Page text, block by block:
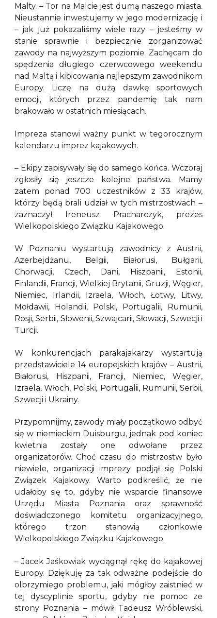
Malty. – Tor na Malcie jest dumą naszego miasta.
Nieustannie inwestujemy w jego modernizację i
– jak już pokazaliśmy wiele razy – jesteśmy w
stanie sprawnie i bezpiecznie zorganizować
zawody na najwyższym poziomie. Zachęcam do
spędzenia długiego czerwcowego weekendu
nad Maltą i kibicowania najlepszym zawodnikom
Europy. Liczę na dużą dawkę sportowych
emocji, których przez pandemię tak nam
brakowało w ostatnich miesiącach.
Impreza stanowi ważny punkt w tegorocznym
kalendarzu imprez kajakowych.
– Ekipy zapisywały się do samego końca. Wczoraj
zgłosiły się jeszcze kolejne państwa. Mamy
zatem ponad 700 uczestników z 33 krajów,
którzy będą brali udział w tych mistrzostwach –
zaznaczył Ireneusz Pracharczyk, prezes
Wielkopolskiego Związku Kajakowego.
W Poznaniu wystartują zawodnicy z Austrii,
Azerbejdżanu, Belgii, Białorusi, Bułgarii,
Chorwacji, Czech, Dani, Hiszpanii, Estonii,
Finlandii, Francji, Wielkiej Brytanii, Gruzji, Węgier,
Niemiec, Irlandii, Izraela, Włoch, Łotwy, Litwy,
Mołdawii, Holandii, Polski, Portugalii, Rumunii,
Rosji, Serbii, Słowenii, Szwajcarii, Słowacji, Szwecji i
Turcji.
W konkurencjach parakajakarzy wystartują
przedstawiciele 14 europejskich krajów – Austrii,
Białorusi, Hiszpanii, Francji, Niemiec, Węgier,
Izraela, Włoch, Polski, Portugalii, Rumunii, Serbii,
Szwecji i Ukrainy.
Przypomnijmy, zawody miały początkowo odbyć
się w niemieckim Duisburgu, jednak pod koniec
kwietnia zostały one odwołane przez
organizatorów. Choć czasu do mistrzostw było
niewiele, organizacji imprezy podjął się Polski
Związek Kajakowy. Warto podkreślić, że nie
udałoby się to, gdyby nie wsparcie finansowe
Urzędu Miasta Poznania oraz sprawność
doświadczonego komitetu organizacyjnego,
którego trzon stanowią członkowie
Wielkopolskiego Związku Kajakowego.
– Jacek Jaśkowiak wyciągnął rękę do kajakowej
Europy. Dziękuję za tak odważne podejście do
olbrzymiego problemu, jaki mógłby zaistnieć w
tej dyscyplinie sportu, gdyby nie pomoc ze
strony Poznania – mówił Tadeusz Wróblewski,